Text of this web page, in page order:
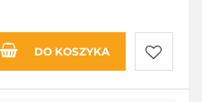
DO KOSZYKA
Do